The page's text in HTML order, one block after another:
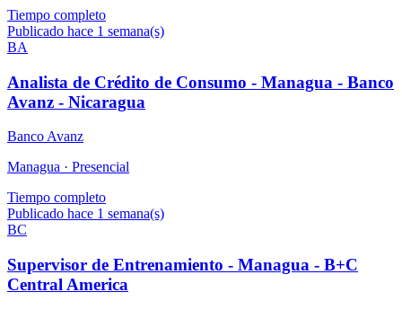
Tiempo completo
Publicado hace 1 semana(s)
BA
Analista de Crédito de Consumo - Managua - Banco
Avanz - Nicaragua
Banco Avanz
Managua · Presencial
Tiempo completo
Publicado hace 1 semana(s)
BC
Supervisor de Entrenamiento - Managua - B+C
Central America